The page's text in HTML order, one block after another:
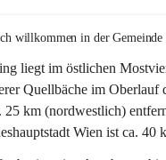
willkommen in der Gemeinde
liegt im östlichen
Quellbäche im Oberlauf
25 km (nordwestlich)
Wien ist ca. 40